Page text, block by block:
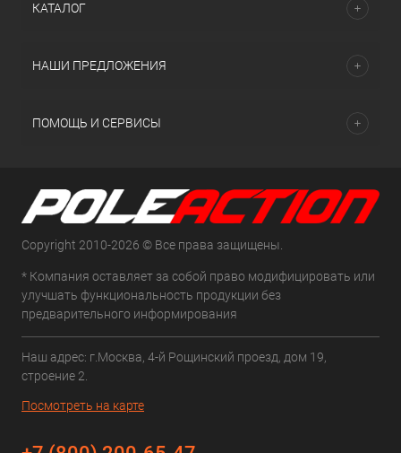
КАТАЛОГ
НАШИ ПРЕДЛОЖЕНИЯ
ПОМОЩЬ И СЕРВИСЫ
Copyright 2010-2026 © Все права защищены.
* Компания оставляет за собой право модифицировать или
улучшать функциональность продукции без
предварительного информирования
Наш адрес: г.Москва, 4-й Рощинский проезд, дом 19,
строение 2.
Посмотреть на карте